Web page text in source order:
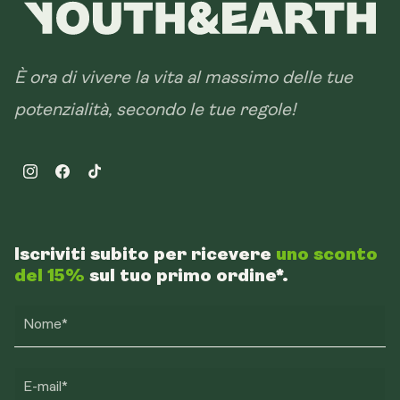
È ora di vivere la vita al massimo delle tue
potenzialità, secondo le tue regole!
InstagramFacebookTikTok
Iscriviti subito per ricevere uno sconto
del 15% sul tuo primo ordine*.
Nome*
E-mail*